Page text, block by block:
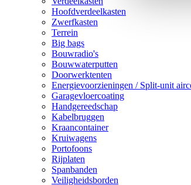
Hoofdverdeelkasten
Zwerfkasten
Terrein
Big bags
Bouwradio's
Bouwwaterputten
Doorwerktenten
Energievoorzieningen / Split-unit
Garagevloercoating
Handgereedschap
Kabelbruggen
Kraancontainer
Kruiwagens
Portofoons
Rijplaten
Spanbanden
Veiligheidsborden